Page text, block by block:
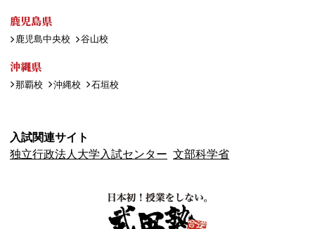
鹿児島県
鹿児島中央校 谷山校
沖縄県
那覇校 沖縄校 石垣校
入試関連サイト
独立行政法人大学入試センター 文部科学省